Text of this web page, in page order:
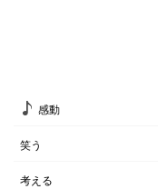
感動
笑う
考える